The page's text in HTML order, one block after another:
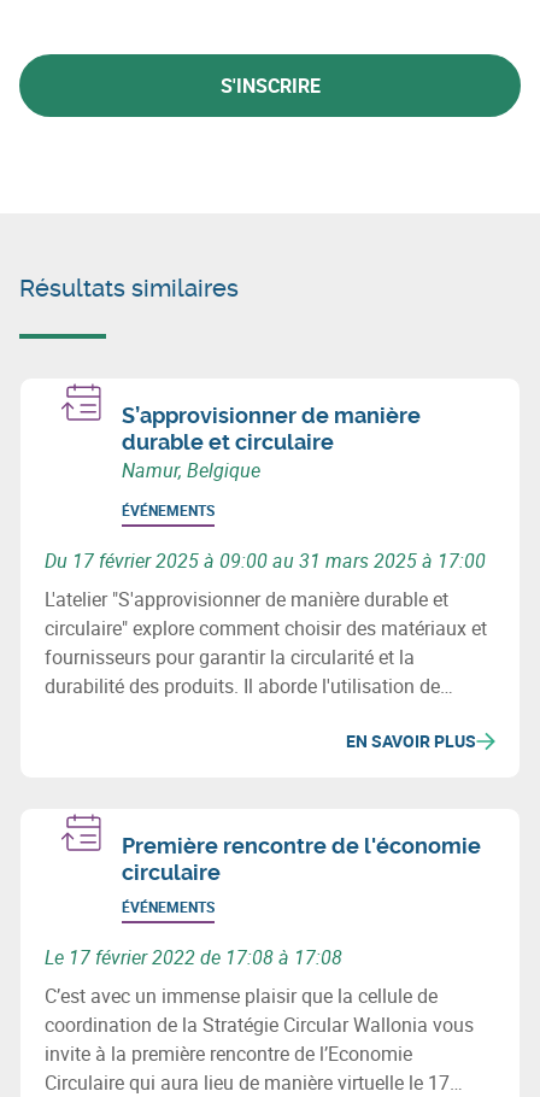
S'INSCRIRE
Résultats similaires
S’approvisionner de manière
durable et circulaire
Namur, Belgique
ÉVÉNEMENTS
Du 17 février 2025 à 09:00 au 31 mars 2025 à 17:00
L'atelier "S'approvisionner de manière durable et
circulaire" explore comment choisir des matériaux et
fournisseurs pour garantir la circularité et la
durabilité des produits. Il aborde l'utilisation de
sociaux, et la révision des processus d'achats pour
EN SAVOIR PLUS
Première rencontre de l'économie
circulaire
ÉVÉNEMENTS
Le 17 février 2022 de 17:08 à 17:08
C’est avec un immense plaisir que la cellule de
coordination de la Stratégie Circular Wallonia vous
invite à la première rencontre de l’Economie
Circulaire qui aura lieu de manière virtuelle le 17